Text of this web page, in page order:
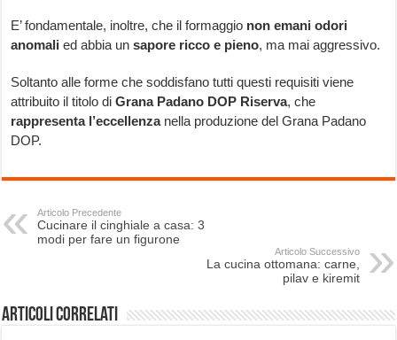
E’ fondamentale, inoltre, che il formaggio non emani odori
anomali ed abbia unsapore ricco e pieno, ma mai aggressivo.
Soltanto alle forme che soddisfano tutti questi requisiti viene
attribuito il titolo di Grana Padano DOP Riserva, che
rappresenta l’eccellenzanella produzione del Grana Padano
DOP.
Articolo Precedente
Cucinare il cinghiale a casa: 3
modi per fare un figurone
Articolo Successivo
La cucina ottomana: carne,
pilav e kiremit
Articoli correlati